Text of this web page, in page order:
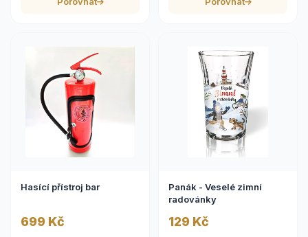
Hasící přístroj bar
699 Kč
Panák - Veselé zimní
radovánky
129 Kč